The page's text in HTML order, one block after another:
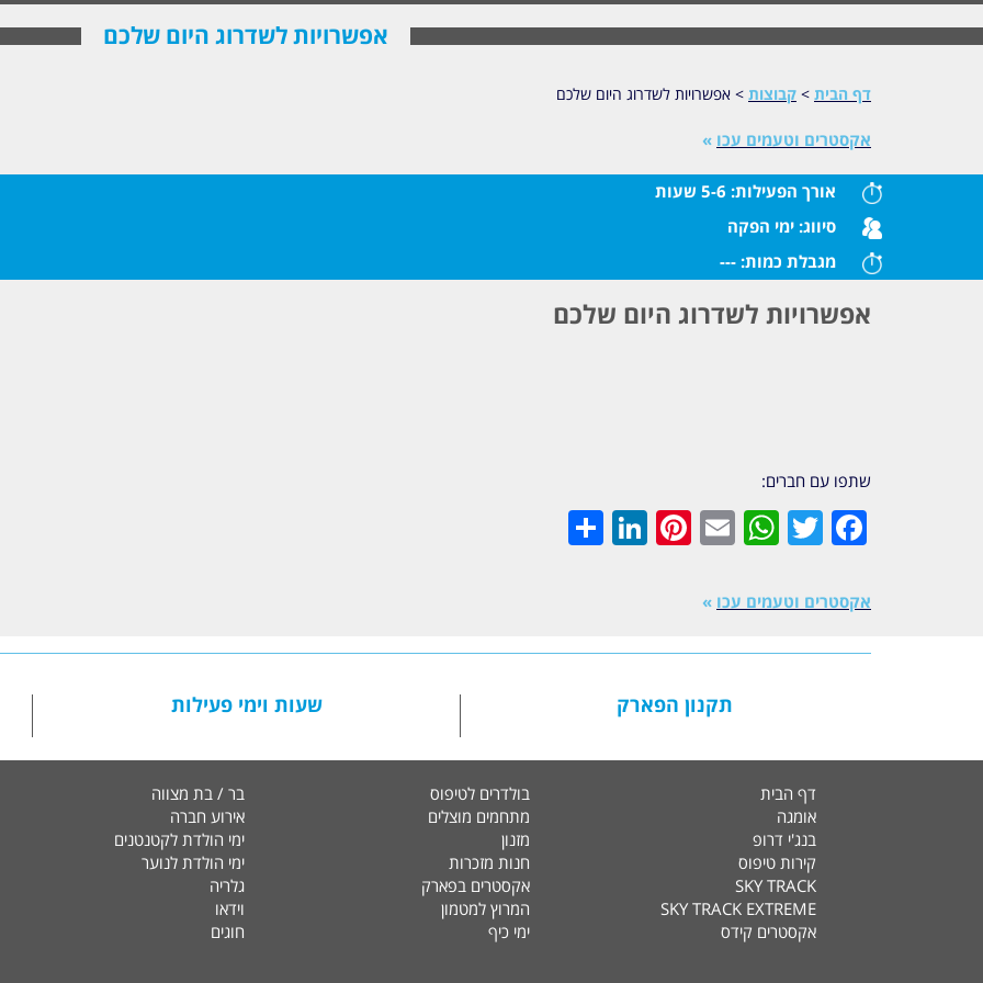
אפשרויות לשדרוג היום שלכם
דף הבית > קבוצות > אפשרויות לשדרוג היום שלכם
אקסטרים וטעמים עכו »
אורך הפעילות: 5-6 שעות
סיווג: ימי הפקה
מגבלת כמות: ---
אפשרויות לשדרוג היום שלכם
שתפו עם חברים:
Facebook
Twitter
WhatsApp
Email
Pinterest
LinkedIn
אקסטרים וטעמים עכו »
תקנון הפארק שעות וימי פעילות
דף הבית
אומגה
בנג'י דרופ
קירות טיפוס
SKY TRACK
SKY TRACK EXTREME
אקסטרים קידס
בולדרים לטיפוס
מתחמים מוצלים
מזנון
חנות מזכרות
אקסטרים בפארק
המרוץ למטמון
ימי כיף
בר / בת מצווה
אירוע חברה
ימי הולדת לקטנטנים
ימי הולדת לנוער
גלריה
וידאו
חוגים